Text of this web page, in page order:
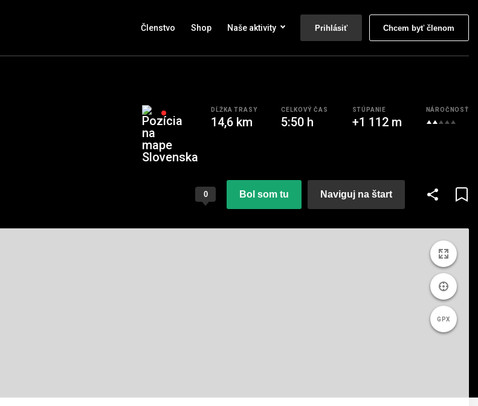
Členstvo Shop Naše aktivity Prihlásiť Chcem byť členom
0 Bol som tu Naviguj na štart
DĹŽKA TRASY
14,6 km
CELKOVÝ ČAS
5:50 h
STÚPANIE
+1 112 m
NÁROČNOSŤ
GPX